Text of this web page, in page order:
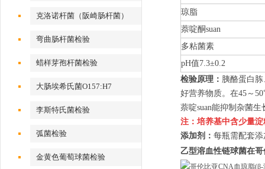
克洛诺杆菌（阪崎肠杆菌）
弯曲肠杆菌检验
蜡样芽孢杆菌检验
大肠埃希氏菌O157:H7
李斯特氏菌检验
弧菌检验
金黄色葡萄球菌检验
琼脂
萘啶酮suan
多粘菌素
pH值7.3±0.2
检验原理： 胰酪蛋白
好营养物质。在45～
萘啶suan能抑制杂菌生
注：培养基中含少量
添加剂： 每瓶需配套添
乙型溶血性链球菌在